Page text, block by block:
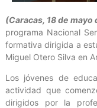
(Caracas, 18 de mayo
programa Nacional
formativa dirigida a
Miguel Otero Silva en
Los jóvenes de
actividad que
dirigidos por la